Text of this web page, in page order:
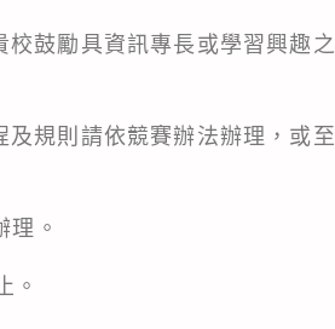
鼓勵具資訊專長或學習興趣
規則請依競賽辦法辦理，或
理。
。